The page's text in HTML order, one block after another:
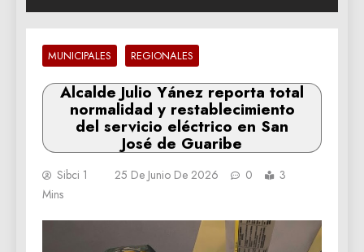
MUNICIPALES REGIONALES
Alcalde Julio Yánez reporta total
normalidad y restablecimiento
del servicio eléctrico en San
José de Guaribe
Sibci 1 25 De Junio De 2026 0
3
Mins